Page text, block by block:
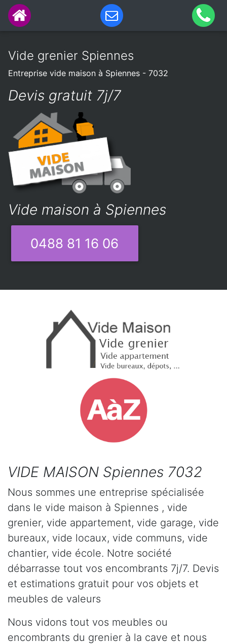
Vide grenier Spiennes
Entreprise vide maison à Spiennes - 7032
Devis gratuit 7j/7
Vide maison à Spiennes
0488 81 16 06
VIDE MAISON Spiennes 7032
Nous sommes une entreprise spécialisée
dans le vide maison à Spiennes , vide
grenier, vide appartement, vide garage, vide
bureaux, vide locaux, vide communs, vide
chantier, vide école. Notre société
débarrasse tout vos encombrants 7j/7. Devis
et estimations gratuit pour vos objets et
meubles de valeurs
Nous vidons tout vos meubles ou
encombrants du grenier à la cave et nous